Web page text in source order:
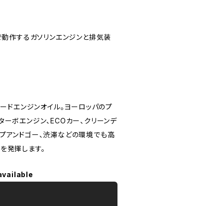
作するガソリンエンジンと排気装
エンジンオイル。ヨーロッパのプ
ボエンジン、ECOカー、クリーンデ
アンドゴー、渋滞などの環境でも高
発揮します。